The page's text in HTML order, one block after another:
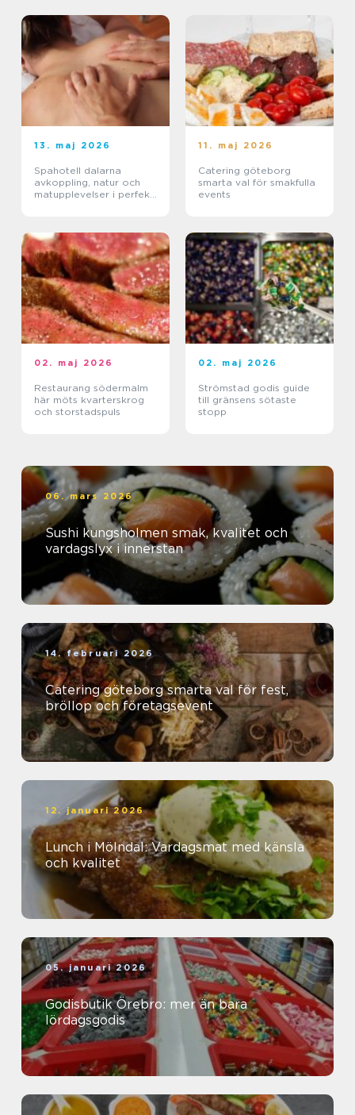
13. maj 2026
Spahotell dalarna
avkoppling, natur och
matupplevelser i perfekt
11. maj 2026
Catering göteborg
smarta val för smakfulla
events
02. maj 2026
Restaurang södermalm
här möts kvarterskrog
och storstadspuls
02. maj 2026
Strömstad godis guide
till gränsens sötaste
stopp
06. mars 2026
Sushi kungsholmen smak, kvalitet och
vardagslyx i innerstan
14. februari 2026
Catering göteborg smarta val för fest,
bröllop och företagsevent
12. januari 2026
Lunch i Mölndal: Vardagsmat med känsla
och kvalitet
05. januari 2026
Godisbutik Örebro: mer än bara
lördagsgodis